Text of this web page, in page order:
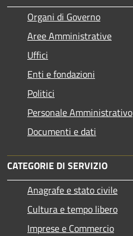
Organi di Governo
Aree Amministrative
Uffici
Enti e fondazioni
Politici
Personale Amministrativo
Documenti e dati
CATEGORIE DI SERVIZIO
Anagrafe e stato civile
Cultura e tempo libero
Imprese e Commercio